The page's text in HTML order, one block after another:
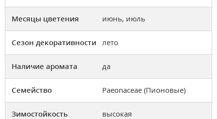
Месяцы цветения июнь, июль
Сезон декоративности лето
Наличие аромата да
Семейство Paeonaceae (Пионовые)
Зимостойкость высокая